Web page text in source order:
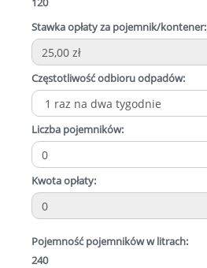
Stawka opłaty za pojemnik/kontener:
Częstotliwość odbioru odpadów:
Liczba pojemników:
Kwota opłaty:
Pojemność pojemników w litrach:
240